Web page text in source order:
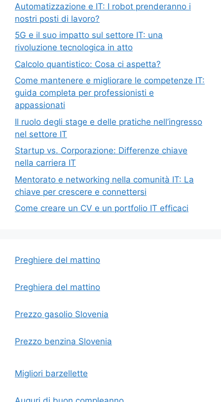
Automatizzazione e IT: I robot prenderanno i
nostri posti di lavoro?
5G e il suo impatto sul settore IT: una
rivoluzione tecnologica in atto
Calcolo quantistico: Cosa ci aspetta?
Come mantenere e migliorare le competenze IT:
guida completa per professionisti e
appassionati
Il ruolo degli stage e delle pratiche nell’ingresso
nel settore IT
Startup vs. Corporazione: Differenze chiave
nella carriera IT
Mentorato e networking nella comunità IT: La
chiave per crescere e connettersi
Come creare un CV e un portfolio IT efficaci
Preghiere del mattino
Preghiera del mattino
Prezzo gasolio Slovenia
Prezzo benzina Slovenia
Migliori barzellette